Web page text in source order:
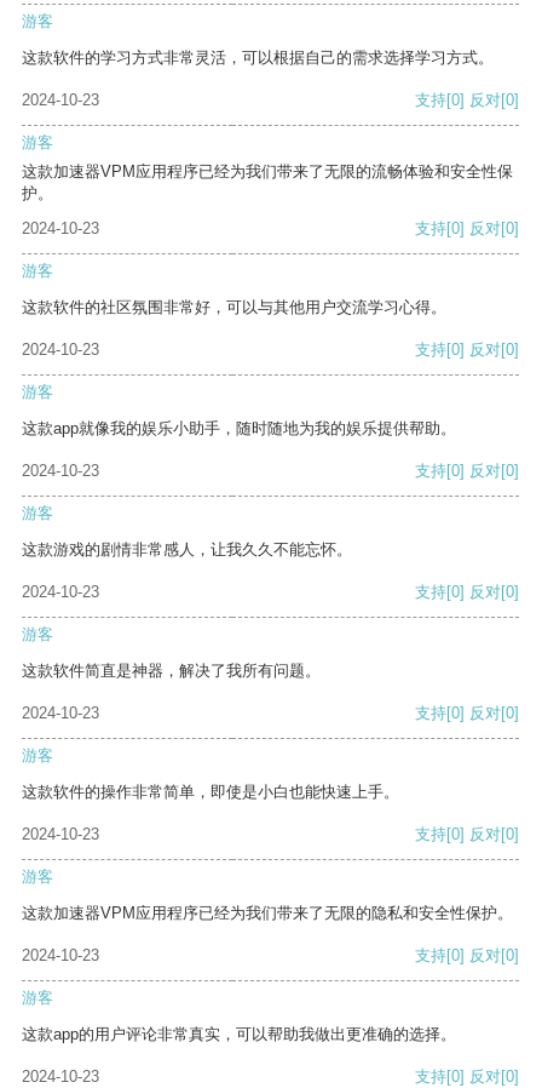
游客
这款软件的学习方式非常灵活，可以根据自己的需求选择学习方式。
2024-10-23 支持[0] 反对[0]
游客
这款加速器VPM应用程序已经为我们带来了无限的流畅体验和安全性保
护。
2024-10-23
支持[0] 反对[0]
游客
这款软件的社区氛围非常好，可以与其他用户交流学习心得。
2024-10-23 支持[0] 反对[0]
游客
这款app就像我的娱乐小助手，随时随地为我的娱乐提供帮助。
2024-10-23 支持[0] 反对[0]
游客
这款游戏的剧情非常感人，让我久久不能忘怀。
2024-10-23 支持[0] 反对[0]
游客
这款软件简直是神器，解决了我所有问题。
2024-10-23 支持[0] 反对[0]
游客
这款软件的操作非常简单，即使是小白也能快速上手。
2024-10-23 支持[0] 反对[0]
游客
这款加速器VPM应用程序已经为我们带来了无限的隐私和安全性保护。
2024-10-23 支持[0] 反对[0]
游客
这款app的用户评论非常真实，可以帮助我做出更准确的选择。
2024-10-23 支持[0] 反对[0]